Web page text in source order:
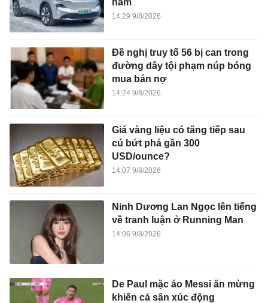
14:29 9/8/2026
Đề nghị truy tố 56 bị can trong
đường dây tội phạm núp bóng
mua bán nợ
14:24 9/8/2026
Giá vàng liệu có tăng tiếp sau
cú bứt phá gần 300
USD/ounce?
14:07 9/8/2026
Ninh Dương Lan Ngọc lên tiếng
về tranh luận ở Running Man
14:06 9/8/2026
De Paul mặc áo Messi ăn mừng
khiến cả sân xúc động